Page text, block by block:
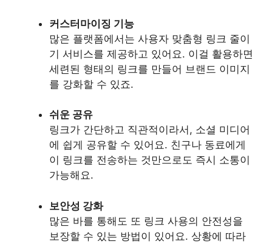
커스터마이징 기능
많은 플랫폼에서는 사용자 맞춤형 링크 줄이
기 서비스를 제공하고 있어요. 이걸 활용하면
세련된 형태의 링크를 만들어 브랜드 이미지
를 강화할 수 있죠.
쉬운 공유
링크가 간단하고 직관적이라서, 소셜 미디어
에 쉽게 공유할 수 있어요. 친구나 동료에게
이 링크를 전송하는 것만으로도 즉시 소통이
가능해요.
보안성 강화
많은 바를 통해도 또 링크 사용의 안전성을
보장할 수 있는 방법이 있어요. 상황에 따라